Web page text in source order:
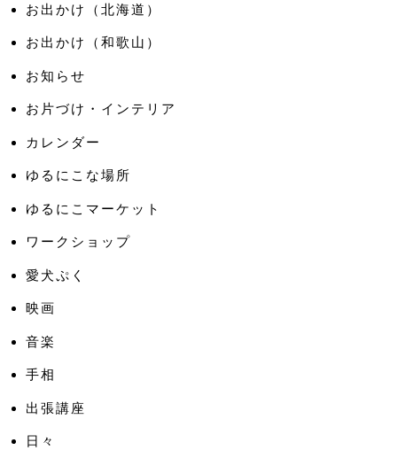
お出かけ（北海道）
お出かけ（和歌山）
お知らせ
お片づけ・インテリア
カレンダー
ゆるにこな場所
ゆるにこマーケット
ワークショップ
愛犬ぷく
映画
音楽
手相
出張講座
日々